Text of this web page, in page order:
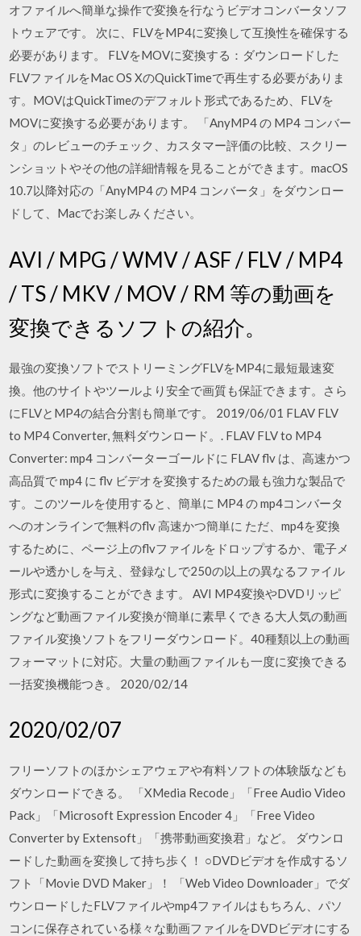
オファイルへ簡単な操作で変換を行なうビデオコンバータソフ
トウェアです。 次に、FLVをMP4に変換して互換性を確保する
必要があります。 FLVをMOVに変換する：ダウンロードした
FLVファイルをMac OS XのQuickTimeで再生する必要がありま
す。MOVはQuickTimeのデフォルト形式であるため、FLVを
MOVに変換する必要があります。 ‎「AnyMP4 の MP4 コンバー
タ」のレビューのチェック、カスタマー評価の比較、スクリー
ンショットやその他の詳細情報を見ることができます。macOS
10.7以降対応の「AnyMP4 の MP4 コンバータ」をダウンロー
ドして、Macでお楽しみください。
AVI / MPG / WMV / ASF / FLV / MP4
/ TS / MKV / MOV / RM 等の動画を
変換できるソフトの紹介。
最強の変換ソフトでストリーミングFLVをMP4に最短最速変
換。他のサイトやツールより安全で画質も保証できます。さら
にFLVとMP4の結合分割も簡単です。 2019/06/01 FLAV FLV
to MP4 Converter, 無料ダウンロード。. FLAV FLV to MP4
Converter: mp4 コンバーターゴールドに FLAV flv は、高速かつ
高品質で mp4 に flv ビデオを変換するための最も強力な製品で
す。このツールを使用すると、簡単に MP4 の mp4コンバータ
へのオンラインで無料のflv 高速かつ簡単に ただ、mp4を変換
するために、ページ上のflvファイルをドロップするか、電子メ
ールや透かしを与え、登録なしで250の以上の異なるファイル
形式に変換することができます。 AVI MP4変換やDVDリッピ
ングなど動画ファイル変換が簡単に素早くできる大人気の動画
ファイル変換ソフトをフリーダウンロード。40種類以上の動画
フォーマットに対応。大量の動画ファイルも一度に変換できる
一括変換機能つき。 2020/02/14
2020/02/07
フリーソフトのほかシェアウェアや有料ソフトの体験版なども
ダウンロードできる。 「XMedia Recode」「Free Audio Video
Pack」「Microsoft Expression Encoder 4」「Free Video
Converter by Extensoft」「携帯動画変換君」など。 ダウンロ
ードした動画を変換して持ち歩く！ ○DVDビデオを作成するソ
フト「Movie DVD Maker」！ 「Web Video Downloader」でダ
ウンロードしたFLVファイルやmp4ファイルはもちろん、パソ
コンに保存されている様々な動画ファイルをDVDビデオにする